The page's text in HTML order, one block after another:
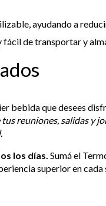
ayudando a
fácil de transportar y
bebida que desees
reuniones, salidas y
los días. Sumá el
superior en cada